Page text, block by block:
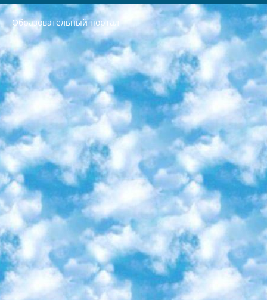
Образовательный портал
РЕСПУБЛИКА УЗБЕКИСТАН МИНИСТРЕРСТВО ДОШКОЛЬНОГО И ШКОЛЬНОГО ОБРАЗОВАНИЯ КОМАНДА в общеобразовательных учреждениях в 2023-2024 учебном году организация и проведение итоговой государственной аттестации обучающихся о Министра дошкольного и школьного образования Республики Узбекистан от 4 марта 2008 года (постановлением Минюста от 20 марта 2008 года № 1778 государственной регистрации) «Итоговое состояние учащихся общего среднего образования на основании положения об утверждении положения об аттестации общего среднего образования выпускной экзамен студентов в образовательных учреждениях в 2023-2024 учебном году В целях организации и прохождения аттестации приказываю: 1. Следующее: перечень предметов, по которым будет проводиться итоговая государственная аттестация и экзамен формы перевода согласно приложению 1; сертификаты международного образца, оценивающие уровень владения иностранными языками перечень согласно приложению 2; 2. Педагогический при специализированных образовательных учреждениях. научно-практический центр квалификации и международной оценки (Д.Давидова) 2024 г. До 25 марта: задания по предметам, по которым будет проводиться итоговая аттестация разработка и утверждение технических условий; итоговая аттестация на основании разработанного предметного задания разработка вопросов по предметам (устно и письменно), экзамен передача; общеобразовательные средние школы и специальные учебные заведения учащиеся выпускных классов школ и интернатов в агентской системе подготовка базы данных экзаменационных материалов и критериев оценки; перевод базы экзаменационных материалов на все языки обучения подать в Республиканский образовательный центр для изготовления; варианты экзаменов на основе разработанных контрольных материалов пусть будут поставлены задачи формирования. 3. Республиканский образовательный центр (Ш.Худайкулов) до 5 апреля 2024 года. до: база данных предоставленных экзаменационных материалов на все языки обучения перевод и экспертиза; для слепых, слабовидящих, глухих, слабослышащих и умственно отсталых детей учащиеся выпускных классов специализированных школ и школ-интернатов база данных экзаменационных материалов на всех преподаваемых языках подготовка критериев оценки; специализированные школы для умственно отсталых детей и технологии для учащихся выпускных классов школ-интернатов разработка соответствующих рекомендаций и критериев проведения ЕГЭ по естествознанию давать задания. 4. Педагогический при специализированных образовательных учреждениях. Научно-практический центр навыков и международной оценки (Д.Давидова), Республика образовательный центр (Худайкулов Ш.) итоговый государственный аттестационный экзамен ориентирован на творческое и логическое мышление при подготовке базы материалов учитывать введение заданий. 5. Следует отметить, что: сертификат государственного образца о знании общеобразовательного предмета и как минимум национальный уровень B1 по предметам на иностранных языках, указанным в Приложении 2. или международно признанный сертификат эквивалентного уровня студенты, изучающие определенный предмет, освобождаются от экзамена; по соответствующим предметам запланирована итоговая государственная аттестация за день до дня, путем жеребьевки Рабочей группой (в письменной форме по предметам, проводимым в форме) из числа сформированных вариантов выбрано 2 варианта; 2 выбранных варианта экзамена анонсированы на официальном сайте министерства и все выпускники по всей стране на основе этих вариантов проводит итоговую государственную аттестацию. 6. Государственное образование учащихся средних общеобразовательных учреждений. знания в соответствии с квалификационными требованиями, которые необходимо приобрести на основании стандартов итоговый (выпускной) контроль для 9 и 11 классов в целях тестирования Экзамены (далее – экзамены) состоят из предметов, перечисленных в приложении 1. будет сделано. 7. Экзамены пройдут с 26 мая по 15 июня 2024 г. (кроме науки физического воспитания). 8. Физическая для учащихся 9 классов общесредних образовательных учреждений. Экзамены по предмету «Образование, квалификация медицина» 1-6 мая 2024 года. сотрудники перевести под присмотр (с отклонениями в физическом или умственном развитии) специализированная школа для детей, школы-интернаты и со сколиозом школы-интернаты санаторного типа для больных детей исключены). 9. Он был слепым, слабовидящим и имел нарушения опорно-двигательного аппарата. экзамены в специализированных школах и интернатах для детей должны проводиться исходя из требований, предъявляемых к общеобразовательным учреждениям (физкультура кроме науки). 10. Специализированная школа для глухих и слабослышащих детей. и экзамены в интернатах и быть реализован в виде письменного теста по математике. 11. Специальность для умственно отсталых детей. Для 9 класса Родной язык и литературное письмо Государственный язык (язык обучения – узбекский). для неклассов) написано Математическое письмо Письменная/устная история Узбекистана Физическое воспитание практично Итоговый контроль Для 11 класса Написание родного языка и литературы (эссе) Математическое письмо Узбекский язык (обучение на узбекском языке) не посещающее общее среднее образование для учреждений)/Образовательное учреждение выбор письменный и устный Иностранный язык письменный/устный Письменная/устная история Узбекистана *По выбору студента:  Химия  Физика  Основы государственного права  География 10 бесплатных образовательных ресурсов - Мы составили подборку онлайн-проектов с интерактивными упражнениями, видеолекциями и статьями. Они помогут вам обрести новые и освежить старые знания бесплатно. 1. «ИНТУИТ» Старейшая образовательная площадка Рунета. Здесь вы найдёте сотни текстовых и видеокурсов на десятки различных тем — от программирования до психологии. Многие курсы подготовлены российскими университетами и крупными международными компаниями вроде Intel и Microsoft. Самостоятельное обучение бесплатное, но желающие могут оплатить услуги персональных наставников. 2. «Смартия» знакомит с актуальными профессиями и подсказывает, как им обучаться. Выбрав заинтересовавшую вас специальность — SMM-специалист, фотограф, веб-дизайнер или другую, — увидите список необходимых для неё умений. Чтобы вы могли освоить их самостоятельно, для каждого умения площадка отображает подборку ссылок на учебные материалы. Хотя «Смартия» ориентируется на русскоязычную аудиторию, часть контента всё же доступна только на английском. 3. «Лекторий Физтеха» Проект Московского физико-технического института (Физтеха). С его помощью вы можете смотреть онлайн серии лекций, записанные на видео в этом вузе. В числе доступных предметов — физика, биология, химия, информационные технологии и другие. К некоторым лекциям администрация ресурса прилагает готовые конспекты, которые можно скачивать в PDF-формате. 4. ITMOcourses Онлайн-площадка Санкт-Петербургского национального исследовательского университета информационных технологий, механики и оптики (ИТМО). Ресурс предоставляет свободный доступ к курсам, разработанным в этом вузе. Каталог материалов разбит на четыре категории: «Оптические системы и технологии», «Приборостроение и робототехника», «Информационные технологии» и «Биотехнологии». Курсы состоят из видеолекций, интерактивных демонстраций и заданий. 5. «КиберЛенинка» Электронная научная библиотека открытого доступа. Каталог площадки регулярно обрастает текстами статей из различных научных изданий. Сгруппированные по журналам и рубрикам публикации можно читать онлайн или скачивать целиком в PDF-формате. Проект нацелен на популяризацию науки за счёт открытого доступа к качественной информации. 6. «ПостНаука» На этом ресурсе публикуют подборки видеолекций, составленные экспертами из разных отраслей и объединённые общими темами. Среди них, к примеру, есть серии «Биоинформатика и геномика», «Культура средневековой Скандинавии» и Cinema Studies о теории кино. Каждая подборка лекций — логически связанная история, рассказанная экспертом от первого лица. Кроме того, на сайте появляются научно-образовательные статьи и тесты на разные темы. 7. «Newочём» Команда проекта «Newочём» отбирает самые интересные тексты из англоязычных СМИ и переводит те из них, за которые голосуют участники сообщества «ВКонтакте». По большей части это научно-популярные статьи. Редакторы придумывают лишь заголовки, в остальном содержание переводов соответствует оригиналам. Полные тексты можно читать прямо в социальной сети. 8. InternetUrok Онлайн-база материалов по основным дисциплинам школьной программы. Информация на сайте структурирована по классам, предметам и темам (урокам). Каждый урок состоит из видеолекций и конспектов. Есть также интерактивные тренажёры и тесты для закрепления пройденного материала. Даже если вы давно окончили школу, возможность повторить программу старших классов всегда может пригодиться. 9. Edutainme Ещё один ресурс об образовании. В отличие от Newtonew, как мне кажется, Edutainme больше ориентируется на представителей индустрии: педагогов, предпринимателей, разработчиков образовательных проектов. Но и любой, кто просто стремится к саморазвитию, найдёт на сайте много полезного и интересного для себя. Например, информацию о новых курсах и образовательных сервисах. 10. Newtonew Онлайн-медиа об образовании и обучении в широком смысле. Авторы Newtonew пишут об инструментах, заведениях, тактиках и стратегиях, которые помогают учить других и получать новые знания самостоятельно. На этой площадке вы найдёте новости, обзоры, аналитические мат